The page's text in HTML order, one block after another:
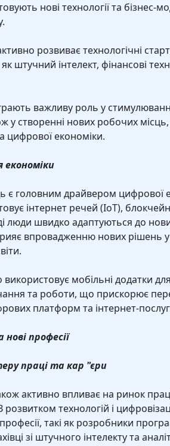
нові технології та бізнес-
розвиває технологічні
штучний інтелект, фінансові
важливу роль у
у створенні нових робочих
цифрової економіки.
економіки
є головним драйвером цифрової
інтернет речей (IoT), блокчейн
люди швидко адаптуються до
впровадженню нових рішень у
мобільні додатки
та роботи, що прискорює
платформ та інтернет-
професії
праці та кар "єри
активно впливає на ринок
технологій і
такі як розробники
зі штучного інтелекту та